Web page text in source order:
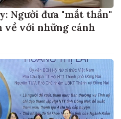
Người đưa "mắt thần"
về với những cánh